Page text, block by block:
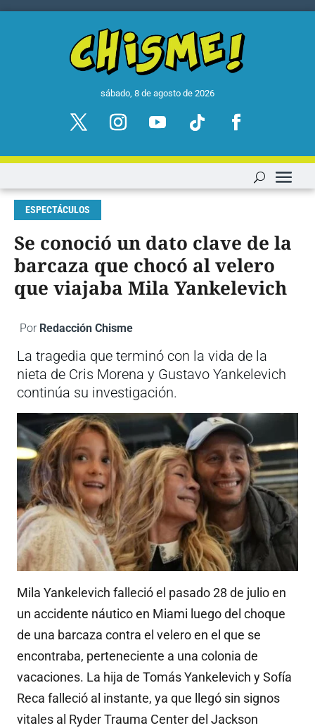
sábado, 8 de agosto de 2026
ESPECTÁCULOS
Se conoció un dato clave de la
barcaza que chocó al velero
que viajaba Mila Yankelevich
Por Redacción Chisme
La tragedia que terminó con la vida de la
nieta de Cris Morena y Gustavo Yankelevich
continúa su investigación.
Mila Yankelevich falleció el pasado 28 de julio en
un accidente náutico en Miami luego del choque
de una barcaza contra el velero en el que se
encontraba, perteneciente a una colonia de
vacaciones. La hija de Tomás Yankelevich y Sofía
Reca falleció al instante, ya que llegó sin signos
vitales al Ryder Trauma Center del Jackson